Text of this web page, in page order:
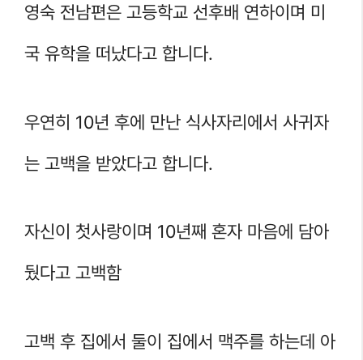
영숙 전남편은 고등학교 선후배 연하이며 미
국 유학을 떠났다고 합니다.
우연히 10년 후에 만난 식사자리에서 사귀자
는 고백을 받았다고 합니다.
자신이 첫사랑이며 10년째 혼자 마음에 담아
뒀다고 고백함
고백 후 집에서 둘이 집에서 맥주를 하는데 아